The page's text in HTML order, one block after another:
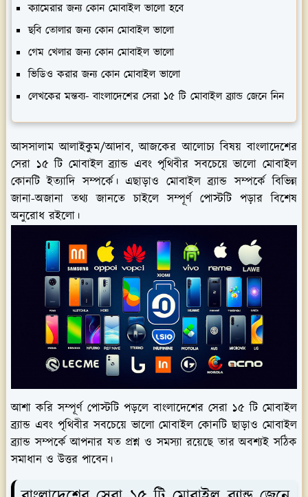
ক্যামেরার জন্য কোন মোবাইল ভালো হবে
ছবি তোলার জন্য কোন মোবাইল ভালো
গেম খেলার জন্য কোন মোবাইল ভালো
ভিডিও করার জন্য কোন মোবাইল ভালো
লেখকের মন্তব্য- বাংলাদেশের সেরা ১৫ টি মোবাইল ব্র্যান্ড জেনে নিন
আসসালাম আলাইকুম/আদাব, আজকের আলোচ্য বিষয় বাংলাদেশের
সেরা ১৫ টি মোবাইল ব্র্যান্ড এবং পৃথিবীর সবচেয়ে ভালো মোবাইল
কোনটি ইত্যাদি সম্পর্কে। এছাড়াও মোবাইল ব্র্যান্ড সম্পর্কে বিভিন্ন
জানা-অজানা তথ্য জানতে চাইলে সম্পূর্ণ পোস্টটি পড়ার বিশেষ
অনুরোধ রইলো।
আশা করি সম্পূর্ণ পোস্টটি পড়লে বাংলাদেশের সেরা ১৫ টি মোবাইল
ব্র্যান্ড এবং পৃথিবীর সবচেয়ে ভালো মোবাইল কোনটি ছাড়াও মোবাইল
ব্র্যান্ড সম্পর্কে আপনার যত প্রশ্ন ও সমস্যা রয়েছে তার অবশ্যই সঠিক
সমাধান ও উত্তর পাবেন।